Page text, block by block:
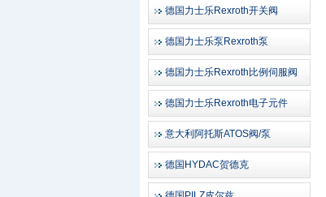
德国力士乐Rexroth开关阀
德国力士乐泵Rexroth泵
德国力士乐Rexroth比例伺服阀
德国力士乐Rexroth电子元件
意大利阿托斯ATOS阀/泵
德国HYDAC贺德克